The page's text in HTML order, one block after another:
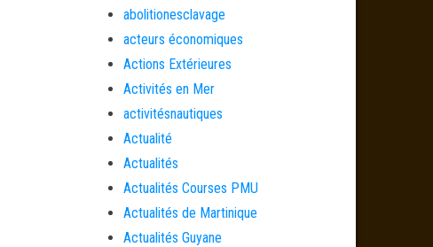
abolitionesclavage
acteurs économiques
Actions Extérieures
Activités en Mer
activitésnautiques
Actualité
Actualités
Actualités Courses PMU
Actualités de Martinique
Actualités Guyane